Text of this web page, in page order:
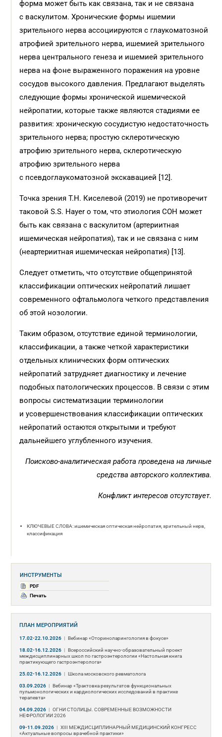
форма может быть как связана, так и не связана
с васкулитом. Хронические формы ишемии
зрительного нерва ассоциируются с глаукоматозной
атрофией зрительного нерва, ишемией зрительного
нерва центрального генеза и ишемией зрительного
нерва на фоне выраженного поражения на уровне
сосудов высокого давления. Предлагают выделять
следующие формы хронической ишемической
нейропатии, которые также являются стадиями ее
развития: хроническую сосудистую недостаточность
зрительного нерва; простую склеротическую
атрофию зрительного нерва, склеротическую
атрофию зрительного нерва
с псевдоглаукоматозной экскавацией [12].
Точка зрения Т.Н. Киселевой (2019) не противоречит
таковой S.S. Hayer о том, что этиология СОН может
быть как связана с васкулитом (артериитная
ишемическая нейропатия), так и не связана с ним
(неартериитная ишемическая нейропатия) [13].
Следует отметить, что отсутствие общепринятой
классификации оптических нейропатий лишает
современного офтальмолога четкого представления
об этой нозологии.
Таким образом, отсутствие единой терминологии,
классификации, а также четкой характеристики
отдельных клинических форм оптических
нейропатий затрудняет диагностику и лечение
подобных патологических процессов. В связи с этим
вопросы систематизации терминологии
и усовершенствования классификации оптических
нейропатий остаются открытыми и требуют
дальнейшего углубленного изучения.
Поисково-аналитическая работа проведена на личные
средства авторского коллектива.
Конфликт интересов отсутствует.
КЛЮЧЕВЫЕ СЛОВА: ишемическая оптическая нейропатия, зрительный нерв,
классификация
ИНСТРУМЕНТЫ
PDF
Печать
ПЛАН МЕРОПРИЯТИЙ
17.02-22.10.2026 | Вебинар «Оториноларингология в фокусе»
18.02-16.12.2026 | Всероссийский научно-образовательный проект
междисциплинарных школ по гастроэнтерологии «Настольная книга
практикующего гастроэнтеролога»
25.02-16.12.2026 | Школа московского ревматолога
03.09.2026 | Вебинар «Трактовка результатов функциональных
пульмонологических и кардиологических исследований в практике
терапевта»
04.09.2026 | ОГНИ СТОЛИЦЫ. СОВРЕМЕННЫЕ ВОЗМОЖНОСТИ
НЕФРОЛОГИИ 2026
09-11.09.2026 | ХIII МЕЖДИСЦИПЛИНАРНЫЙ МЕДИЦИНСКИЙ КОНГРЕСС
«Актуальные вопросы врачебной практики»